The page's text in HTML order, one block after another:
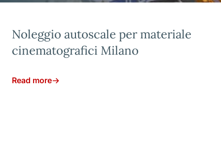
Noleggio autoscale per materiale
cinematografici Milano
Read more